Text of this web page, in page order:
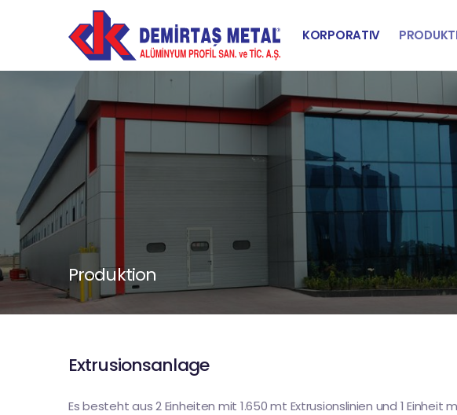
KORPORATIV
Produktion
Extrusionsanlage
Es besteht aus 2 Einheiten mit 1.650 mt Extrusionslinien und 1 Einheit